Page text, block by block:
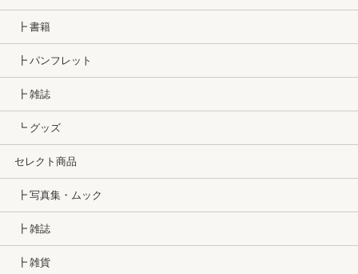
┣ 書籍
┣ パンフレット
┣ 雑誌
┗ グッズ
セレクト商品
┣ 写真集・ムック
┣ 雑誌
┣ 雑貨